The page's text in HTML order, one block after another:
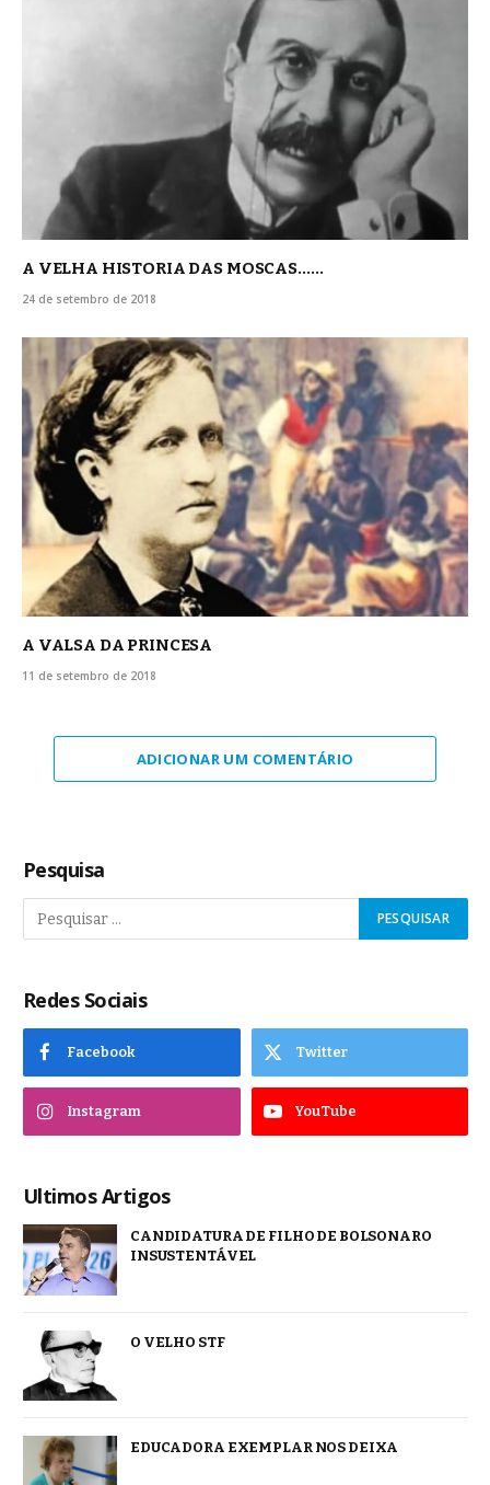
A VELHA HISTORIA DAS MOSCAS……
24 de setembro de 2018
A VALSA DA PRINCESA
11 de setembro de 2018
ADICIONAR UM COMENTÁRIO
Pesquisa
Redes Sociais
Facebook Twitter
Instagram YouTube
Ultimos Artigos
CANDIDATURA DE FILHO DE BOLSONARO
INSUSTENTÁVEL
O VELHO STF
EDUCADORA EXEMPLAR NOS DEIXA